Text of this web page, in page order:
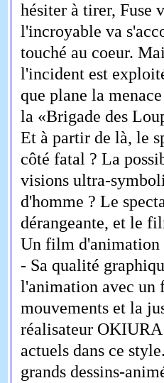
hésiter à tirer, Fuse
l'incroyable va
touché au coeur.
l'incident est
que plane la
la «Brigade des
Et à partir de là, le
côté fatal ? La
visions ultra-
d'homme ? Le
dérangeante, et le
Un film d'animation
- Sa qualité
l'animation avec un
mouvements et la
réalisateur
actuels dans ce
grands dessins-